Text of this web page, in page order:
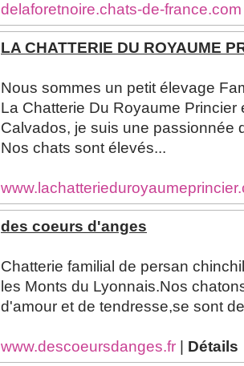
delaforetnoire.chats-de-
LA CHATTERIE DU ROYAUME
Nous sommes un petit élevage
La Chatterie Du Royaume
Calvados, je suis une passionnée
Nos chats sont élevés...
des coeurs d'anges
Chatterie familial de persan
les Monts du Lyonnais.Nos
d'amour et de tendresse,se sont
www.descoeursdanges.fr | Détails